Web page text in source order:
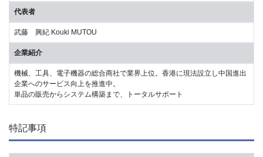
代表者
武藤 興紀 Kouki MUTOU
企業紹介
機械、工具、電子機器の総合商社で業界上位。香港に現法設立し中国進出
企業へのサービス向上を推進中。
単品の販売からシステム構築まで、トータルサポート
特記事項